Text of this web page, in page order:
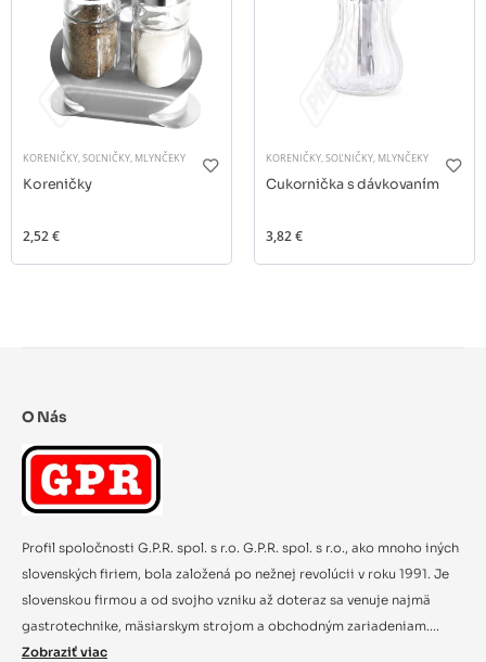
KORENIČKY, SOĽNIČKY, MLYNČEKY
Koreničky
2,52 €
KORENIČKY, SOĽNIČKY, MLYNČEKY
Cukornička s dávkovaním
3,82 €
O Nás
Profil spoločnosti G.P.R. spol. s r.o. G.P.R. spol. s r.o., ako mnoho iných
slovenských firiem, bola založená po nežnej revolúcii v roku 1991. Je
slovenskou firmou a od svojho vzniku až doteraz sa venuje najmä
gastrotechnike, mäsiarskym strojom a obchodným zariadeniam....
Zobraziť viac